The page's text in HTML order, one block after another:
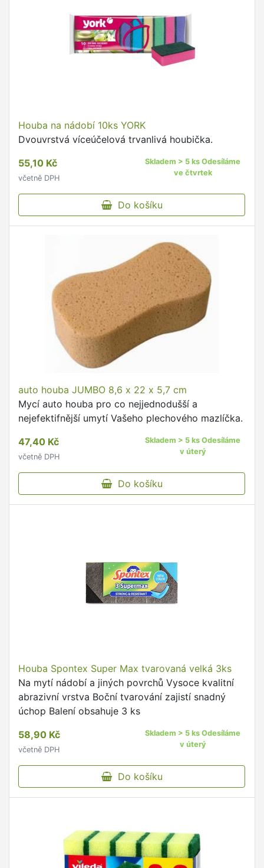
Houba na nádobí 10ks YORK
Dvouvrstvá víceúčelová trvanlivá houbička.
55,10 Kč
včetně DPH
Skladem > 5 ks Odesíláme
ve čtvrtek
Do košíku
auto houba JUMBO 8,6 x 22 x 5,7 cm
Mycí auto houba pro co nejjednodušší a
nejefektifnější umytí Vašeho plechového mazlíčka.
47,40 Kč
včetně DPH
Skladem > 5 ks Odesíláme
v úterý
Do košíku
Houba Spontex Super Max tvarovaná velká 3ks
Na mytí nádobí a jiných povrchů Vysoce kvalitní
abrazivní vrstva Boční tvarování zajistí snadný
úchop Balení obsahuje 3 ks
58,90 Kč
včetně DPH
Skladem > 5 ks Odesíláme
v úterý
Do košíku